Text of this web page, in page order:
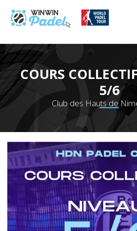
COURS
5/6
Club des Hauts de